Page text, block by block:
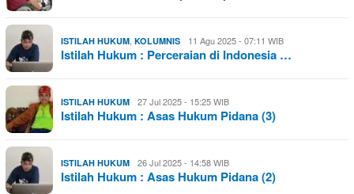
ISTILAH HUKUM KOLUMNIS 11 Agu 2025 - 07:11 WIB
Istilah Hukum : Perceraian di Indonesia …
ISTILAH HUKUM 27 Jul 2025 - 15:25 WIB
Istilah Hukum : Asas Hukum Pidana (3)
ISTILAH HUKUM 26 Jul 2025 - 14:58 WIB
Istilah Hukum : Asas Hukum Pidana (2)